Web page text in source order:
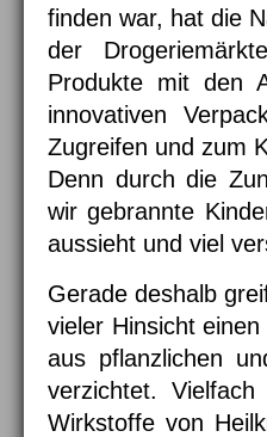
finden war, hat die
der
Produkte mit den
innovativen
Zugreifen und zum
Denn durch die
wir gebrannte
aussieht und viel
Gerade deshalb
vieler Hinsicht
aus pflanzlichen
verzichtet.
Wirkstoffe von